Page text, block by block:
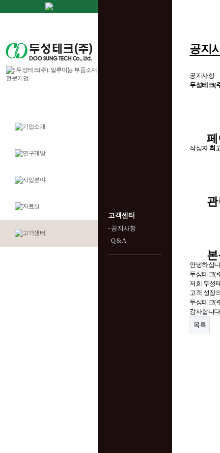
고객센터
- 공지사항
- Q & A
공지
공지사항
두성테크(
페
작성자 최
안녕하십
두성테크(
저희 두성
고객 성장
두성테크(
감사합니
목록